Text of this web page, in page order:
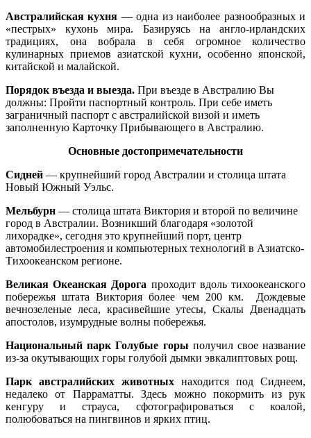
Австралийская кухня — одна из наиболее разнообразных и
«пестрых» кухонь мира. Базируясь на англо-ирландских
традициях, она вобрала в себя огромное количество
кулинарных приемов азиатской кухни, особенно японской,
китайской и малайской.
Порядок въезда и выезда. При въезде в Австралию Вы
должны: Пройти паспортный контроль. При себе иметь
заграничный паспорт с австралийской визой и иметь
заполненную Карточку Прибывающего в Австралию.
Основные достопримечательности
Сидней — крупнейший город Австралии и столица штата
Новый Южный Уэльс.
Мельбурн — столица штата Виктория и второй по величине
город в Австралии. Возникший благодаря «золотой
лихорадке», сегодня это крупнейший порт, центр
автомобилестроения и компьютерных технологий в Азиатско-
Тихоокеанском регионе.
Великая Океанская Дорога проходит вдоль тихоокеанского
побережья штата Виктория более чем 200 км. Дождевые
вечнозеленые леса, красивейшие утесы, Скалы Двенадцать
апостолов, изумрудные волны побережья.
Национальный парк Голубые горы получил свое название
из-за окутывающих горы голубой дымки эвкалиптовых рощ.
Парк австралийских животных находится под Сиднеем,
недалеко от Парраматты. Здесь можно покормить из рук
кенгуру и страуса, сфотографироваться с коалой,
полюбоваться на пингвинов и ярких птиц.